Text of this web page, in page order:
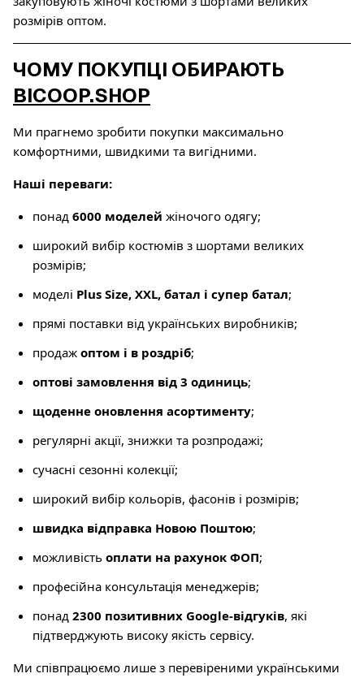
розмірів оптом.
ЧОМУ ПОКУПЦІ ОБИРАЮТЬ
BICOOP.SHOP
Ми прагнемо зробити покупки максимально
комфортними, швидкими та вигідними.
Наші переваги:
понад 6000 моделей жіночого одягу;
широкий вибір костюмів з шортами великих
розмірів;
моделі Plus Size, XXL, батал і супер батал;
прямі поставки від українських виробників;
продаж оптом і в роздріб;
оптові замовлення від 3 одиниць;
щоденне оновлення асортименту;
регулярні акції, знижки та розпродажі;
сучасні сезонні колекції;
широкий вибір кольорів, фасонів і розмірів;
швидка відправка Новою Поштою;
можливість оплати на рахунок ФОП;
професійна консультація менеджерів;
понад 2300 позитивних Google-відгуків, які
підтверджують високу якість сервісу.
Ми співпрацюємо лише з перевіреними українськими